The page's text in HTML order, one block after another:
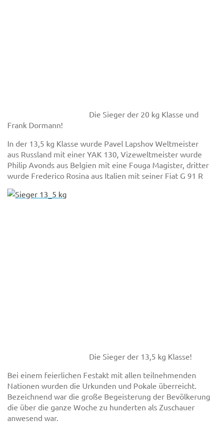
Die Sieger der 20 kg Klasse und
Frank Dormann!
In der 13,5 kg Klasse wurde Pavel Lapshov Weltmeister
aus Russland mit einer YAK 130, Vizeweltmeister wurde
Philip Avonds aus Belgien mit eine Fouga Magister, dritter
wurde Frederico Rosina aus Italien mit seiner Fiat G 91 R
Die Sieger der 13,5 kg Klasse!
Bei einem feierlichen Festakt mit allen teilnehmenden
Nationen wurden die Urkunden und Pokale überreicht.
Bezeichnend war die große Begeisterung der Bevölkerung
die über die ganze Woche zu hunderten als Zuschauer
anwesend war.